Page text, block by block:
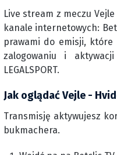
Live stream z meczu
kanale internetowych:
prawami do emisji,
zalogowaniu i
LEGALSPORT.
Jak oglądać Vejle -
Transmisję aktywujesz
bukmachera.